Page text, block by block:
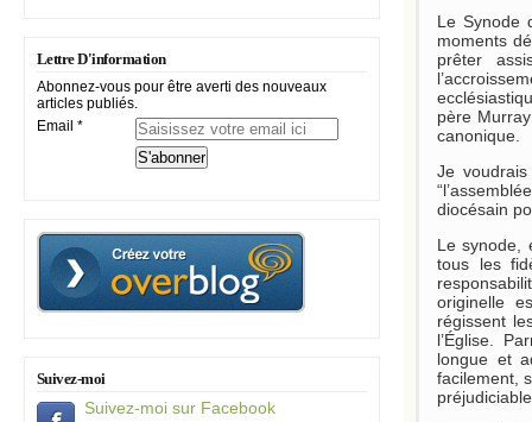
Lettre D'information
Abonnez-vous pour être averti des nouveaux
articles publiés.
Email
Suivez-moi
Suivez-moi sur Facebook
Le Synode
moments
prêter
père
canonique.
Je
diocésain
Le synode,
tous les
originelle
régissent
l’Église.
longue et
facilement,